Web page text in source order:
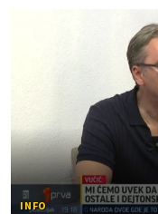
INFO